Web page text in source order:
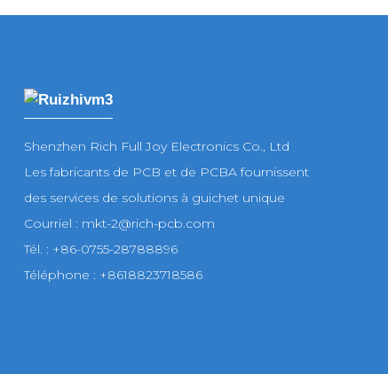
Shenzhen Rich Full Joy Electronics Co., Ltd
Les fabricants de PCB et de PCBA fournissent
des services de solutions à guichet unique
Courriel : mkt-2@rich-pcb.com
Tél. : +86-0755-28788896
Téléphone : +8618823718586